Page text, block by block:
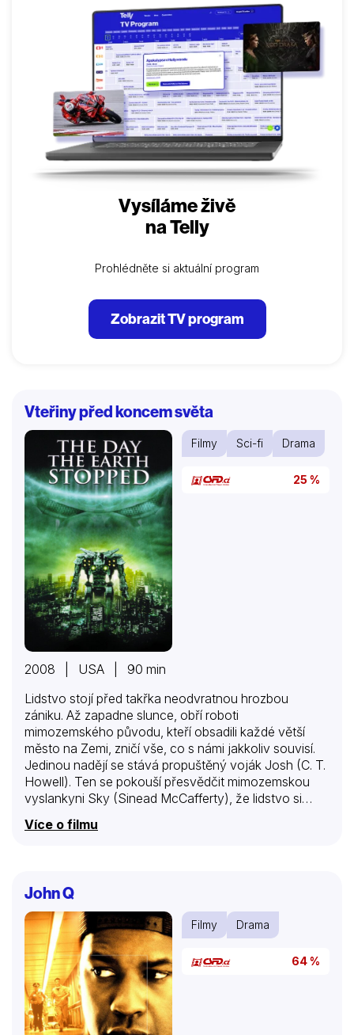
věhlasného skladatele, dramatika a dirigenta s
oslnivou osobností ztvárnil tehdy začínající britský
herec Alan Badel. Výpravný snímek s velmi početným
obsazením, opulentními operními kulisami a okázalými
kostýmy režíroval William Dieterle, který hojně
využíval Wagnerovu hudbu v aranžmá…
Vysíláme živě
na Telly
Prohlédněte si aktuální program
Zobrazit TV program
Vteřiny před koncem světa
Filmy Sci-fi Drama
25 %
2008 | USA | 90 min
Lidstvo stojí před takřka neodvratnou hrozbou
zániku. Až zapadne slunce, obří roboti
mimozemského původu, kteří obsadili každé větší
město na Zemi, zničí vše, co s námi jakkoliv souvisí.
Jedinou nadějí se stává propuštěný voják Josh (C. T.
Howell). Ten se pokouší přesvědčit mimozemskou
vyslankyni Sky (Sinead McCafferty), že lidstvo si
zaslouží druhou šanci. Podaří se mu ukázat ji
skutečnou cenu lidského života?
Více o filmu
John Q
Filmy Drama
64 %